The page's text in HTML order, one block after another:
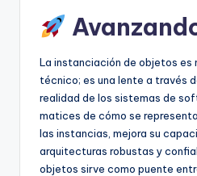
La instanciación de objetos es
técnico; es una lente a través
realidad de los sistemas de
matices de cómo se
las instancias, mejora su
arquitecturas robustas y
objetos sirve como puente